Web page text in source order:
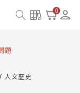
0
護中，本站同步暫
併與書櫃開通申請
題
及資產合併結果
人文歷史